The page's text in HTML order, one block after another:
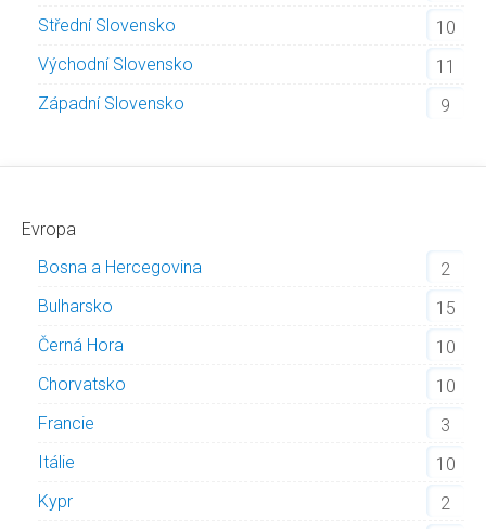
Střední Slovensko
10
Východní Slovensko
11
Západní Slovensko
9
Evropa
Bosna a Hercegovina
2
Bulharsko
15
Černá Hora
10
Chorvatsko
10
Francie
3
Itálie
10
Kypr
2